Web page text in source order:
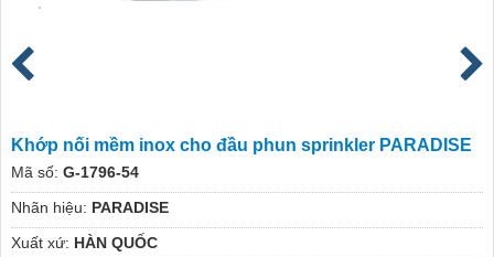
Khớp nối mềm inox cho đầu phun sprinkler PARADISE
Mã số: G-1796-54
Nhãn hiệu: PARADISE
Xuất xứ: HÀN QUỐC